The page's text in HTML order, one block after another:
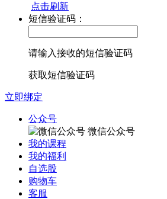
点击刷新
短信验证码：
请输入接收的短信验证码
获取短信验证码
立即绑定
公众号
微信公众号
我的课程
我的福利
自选股
购物车
客服